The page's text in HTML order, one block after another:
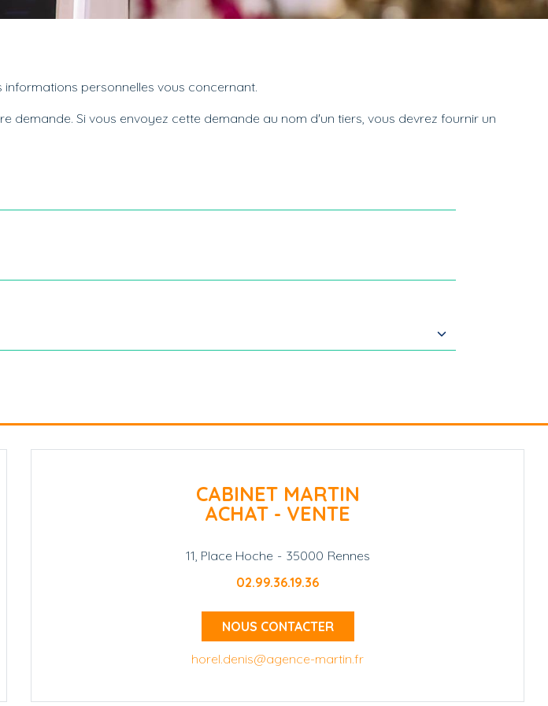
personnelles vous concernant.
Si vous envoyez cette demande au nom d'un tiers, vous devrez fournir un
CABINET MARTIN
ACHAT - VENTE
11, Place Hoche - 35000 Rennes
02.99.36.19.36
NOUS CONTACTER
horel.denis@agence-martin.fr